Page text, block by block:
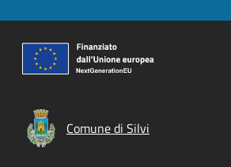
Comune di Silvi